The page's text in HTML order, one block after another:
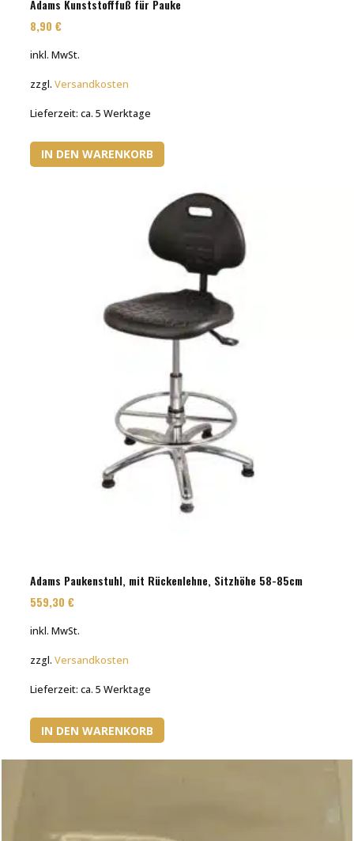
Adams Kunststofffuß für Pauke
8,90€
inkl. MwSt.
zzgl.Versandkosten
Lieferzeit:ca. 5 Werktage
IN DEN WARENKORB
Adams Paukenstuhl, mit Rückenlehne, Sitzhöhe 58-85cm
559,30€
inkl. MwSt.
zzgl.Versandkosten
Lieferzeit:ca. 5 Werktage
IN DEN WARENKORB